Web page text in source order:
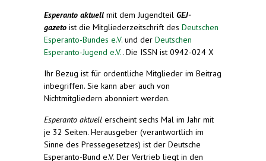
Esperanto aktuell mit dem Jugendteil GEJ-
gazeto ist die Mitgliederzeitschrift des Deutschen
Esperanto-Bundes e.V. und der Deutschen
Esperanto-Jugend e.V.. Die ISSN ist 0942-024 X
Ihr Bezug ist für ordentliche Mitglieder im Beitrag
inbegriffen. Sie kann aber auch von
Nichtmitgliedern abonniert werden.
Esperanto aktuell erscheint sechs Mal im Jahr mit
je 32 Seiten. Herausgeber (verantwortlich im
Sinne des Pressegesetzes) ist der Deutsche
Esperanto-Bund e.V. Der Vertrieb liegt in den